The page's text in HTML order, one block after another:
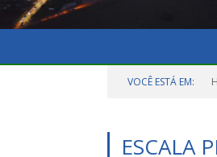
VOCÊ ESTÁ EM:
ESCALA